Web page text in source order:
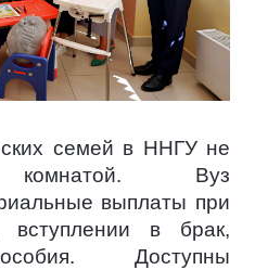
семей в ННГУ не
комнатой. Вуз
выплаты при
вступлении в брак,
Доступны